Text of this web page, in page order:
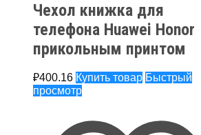
Чехол книжка для
телефона Huawei Honor
прикольным принтом
₽400.16 Купить товар Быстрый
просмотр